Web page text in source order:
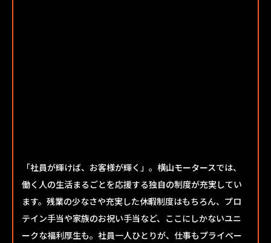
「社員が輝けば、お客様が輝く」。横山モータースでは、
働く人の生活まるごとを応援する独自の制度が充実してい
ます。残業の少なさや充実した休暇制度はもちろん、プロ
テイン手当や家族のお祝い手当など、ここにしかないユニ
ークな福利厚生も。社員一人ひとりが、仕事もプライベー